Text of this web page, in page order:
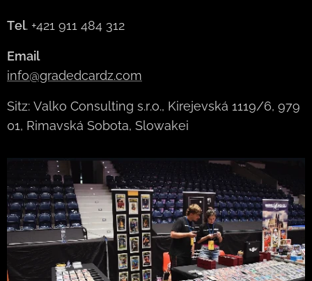
Tel. +421 911 484 312
Email
info@gradedcardz.com
Sitz: Valko Consulting s.r.o., Kirejevská 1119/6, 979
01, Rimavská Sobota, Slowakei